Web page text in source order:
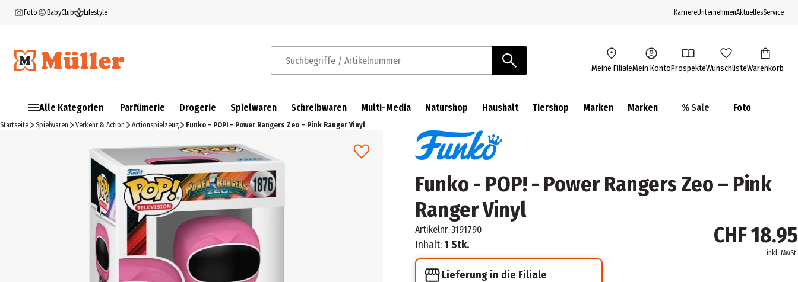
Foto BabyClub Lifestyle KarriereUnternehmenAktuellesService
Suchbegriffe / Artikelnummer Meine FilialeMein KontoProspekteWunschlisteWarenkorb
Alle Kategorien Parfümerie Drogerie Spielwaren Schreibwaren Multi-Media Naturshop Haushalt Tiershop Marken Marken % Sale Foto
Startseite Spielwaren Verkehr & Action Actionspielzeug Funko - POP! - Power Rangers Zeo – Pink Ranger Vinyl
Funko - POP! - Power Rangers Zeo – Pink
Ranger Vinyl
Artikelnr. 3191790
Inhalt:1 Stk. CHF 18.95
inkl. MwSt.
Lieferung in die Filiale